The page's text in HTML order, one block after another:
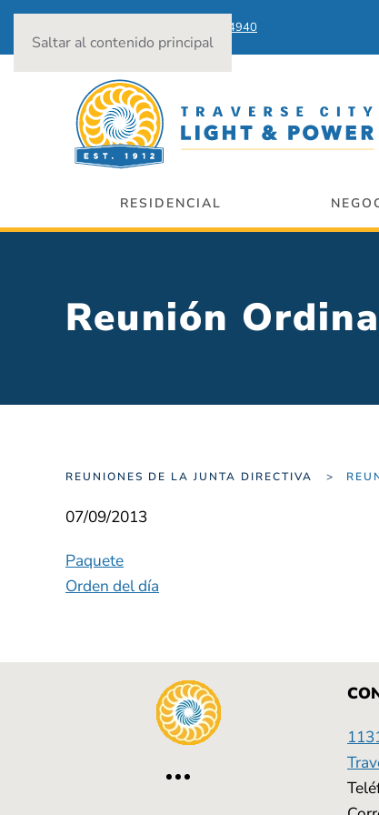
Saltar al contenido principal
231-922-4940
RESIDENCIAL
Reunión
REUNIONES DE LA JUNTA DIRECTIVA
07/09/2013
Paquete
Orden del día